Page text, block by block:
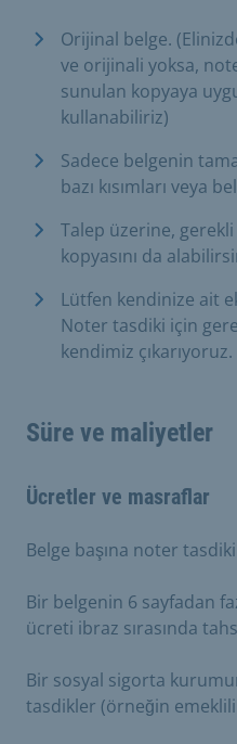
Orijinal belge.
ve orijinali yoksa,
sunulan kopyaya
kullanabiliriz)
Sadece belgenin
bazı kısımları veya
Talep üzerine,
kopyasını da
Lütfen kendinize ait
Noter tasdiki için
kendimiz çıkarıyoruz.
Süre ve maliyetler
Ücretler ve masraflar
Belge başına noter
Bir belgenin 6 sayfadan
ücreti ibraz sırasında
Bir sosyal sigorta
tasdikler (örneğin